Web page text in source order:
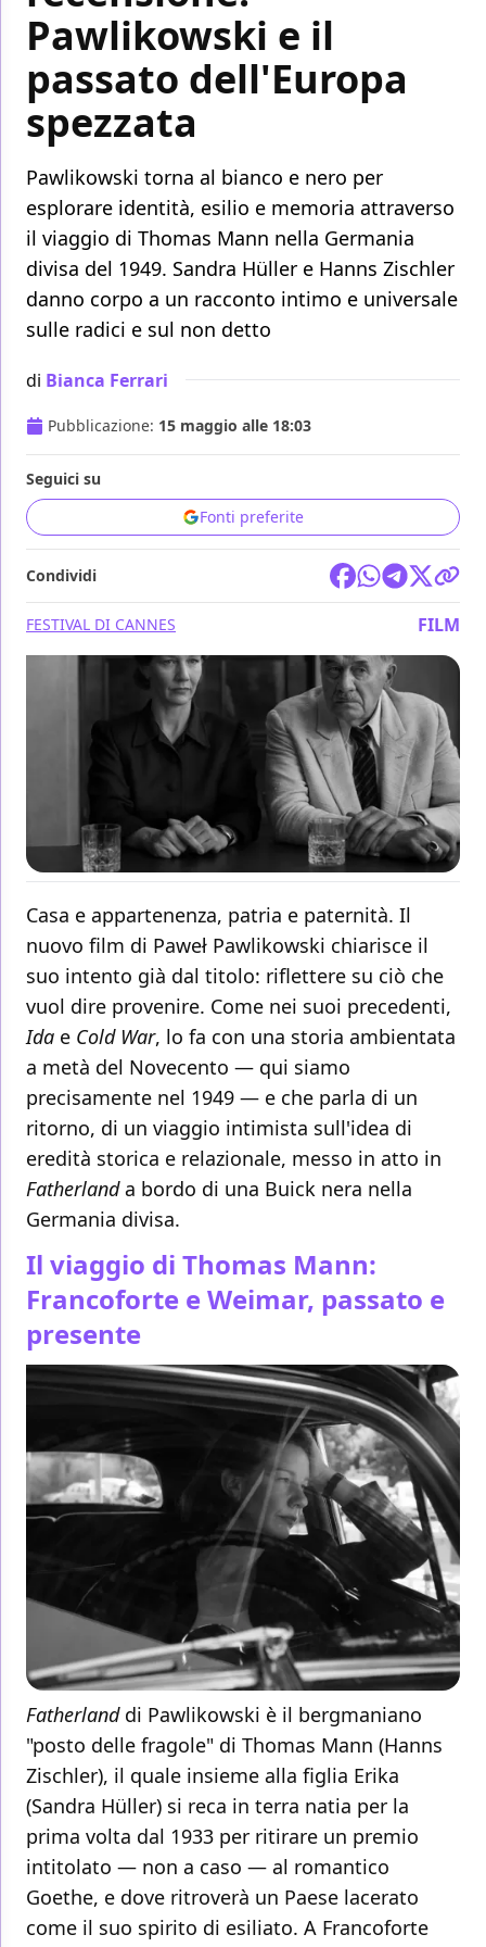
Pawlikowski e il
passato dell'Europa
spezzata
Pawlikowski torna al bianco e nero per
esplorare identità, esilio e memoria attraverso
il viaggio di Thomas Mann nella Germania
divisa del 1949. Sandra Hüller e Hanns Zischler
danno corpo a un racconto intimo e universale
sulle radici e sul non detto
di Bianca Ferrari
Pubblicazione: 15 maggio alle 18:03
Seguici su
Fonti preferite
Condividi
FESTIVAL DI CANNES FILM
Casa e appartenenza, patria e paternità. Il
nuovo film di Paweł Pawlikowski chiarisce il
suo intento già dal titolo: riflettere su ciò che
vuol dire provenire. Come nei suoi precedenti,
Ida e Cold War, lo fa con una storia ambientata
a metà del Novecento — qui siamo
precisamente nel 1949 — e che parla di un
ritorno, di un viaggio intimista sull'idea di
eredità storica e relazionale, messo in atto in
Fatherlanda bordo di una Buick nera nella
Germania divisa.
Il viaggio di Thomas Mann:
Francoforte e Weimar, passato e
presente
Fatherlanddi Pawlikowski è il bergmaniano
"posto delle fragole" di Thomas Mann (Hanns
Zischler), il quale insieme alla figlia Erika
(Sandra Hüller) si reca in terra natia per la
prima volta dal 1933 per ritirare un premio
intitolato — non a caso — al romantico
Goethe, e dove ritroverà un Paese lacerato
come il suo spirito di esiliato. A Francoforte